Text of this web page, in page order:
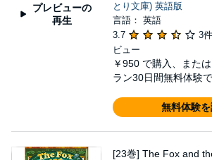
プレビューの
再生
とり文庫) 英語版
言語： 英語
3.7
3
ビュー
￥950 で購入、また
ラン30日間無料体験
無料体験
[23巻] The Fox and